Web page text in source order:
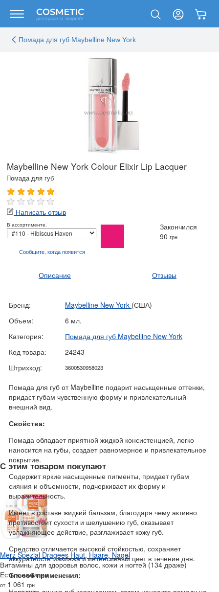
Помада для губ Maybelline New York
Maybelline New York Colour Elixir Lip Lacquer
Помада для губ
Написать отзыв
В ассортименте:
Закончился
90 грн
Сообщите, когдапоявится
Описание Отзывы
Бренд: Maybelline New York (США)
Объем:
6 мл.
Категория:
Помада для губ Maybelline New York
Код товара:
24243
Штрихкод:
3600530958023
Помада для губ от Maybelline подарит насыщенные оттенки,
придаст губам чувственную форму и привлекательный
внешний вид.
Свойства:
Помада обладает приятной жидкой консистенцией, легко
наносится на губы, создает равномерное и привлекательное
покрытие.
Содержит яркие насыщенные пигменты, придает губам
сияния и объемности, подчеркивает их форму и
выразительность.
Имеет в составе жидкий бальзам, благодаря чему активно
противостоит сухости и шелушению губ, оказывает
увлажняющее действие, разглаживает кожу губ.
Средство отличается высокой стойкостью, сохраняет
аккуратность макияжа и интенсивный цвет в течение дня.
Способ применения:
С этим товаром покупают
Merz Spezial Dragees Haut, Haare, Nagel
Витамины для здоровья волос, кожи и ногтей (134 драже)
Есть в наличии
от 1 061 грн